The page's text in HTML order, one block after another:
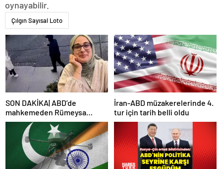
oynayabilir.
Çılgın Sayısal Loto
SON DAKİKA| ABD’de
mahkemeden Rümeysa
Öztürk kararı: Serbest
bırakıldı!
İran-ABD müzakerelerinde 4.
tur için tarih belli oldu